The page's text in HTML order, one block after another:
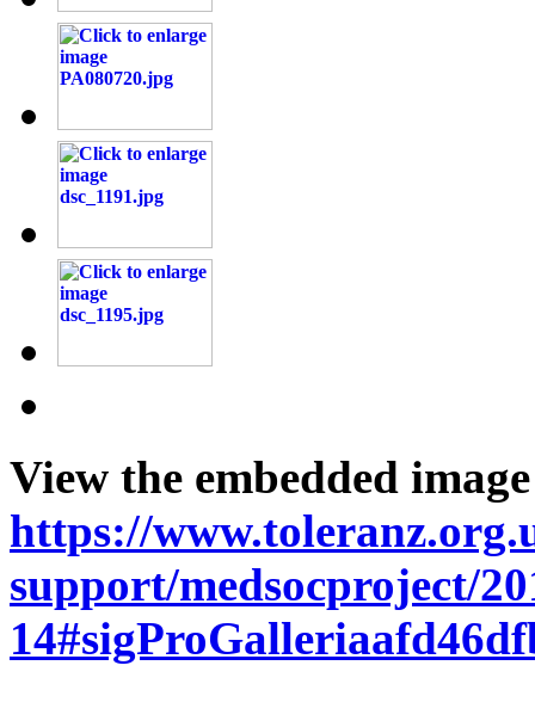
View the embedded
https://
support/medsocproject/